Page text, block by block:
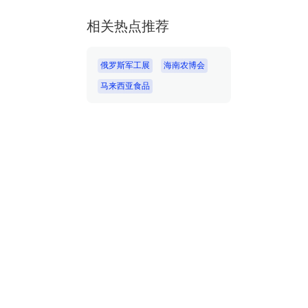
相关热点推荐
俄罗斯军工展 海南农博会
马来西亚食品